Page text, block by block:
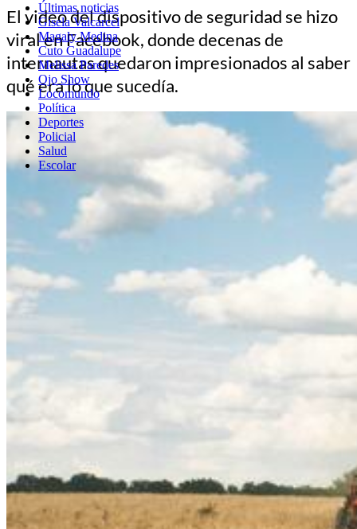
Últimas noticias
Gisela Valcarcel
Magaly Medina
Cuto Guadalupe
Melissa Paredes
Ojo Show
Locomundo
Política
Deportes
Policial
Salud
Escolar
El video del dispositivo de seguridad se hizo
viral en Facebook, donde decenas de
internautas quedaron impresionados al saber
qué era lo que sucedía.